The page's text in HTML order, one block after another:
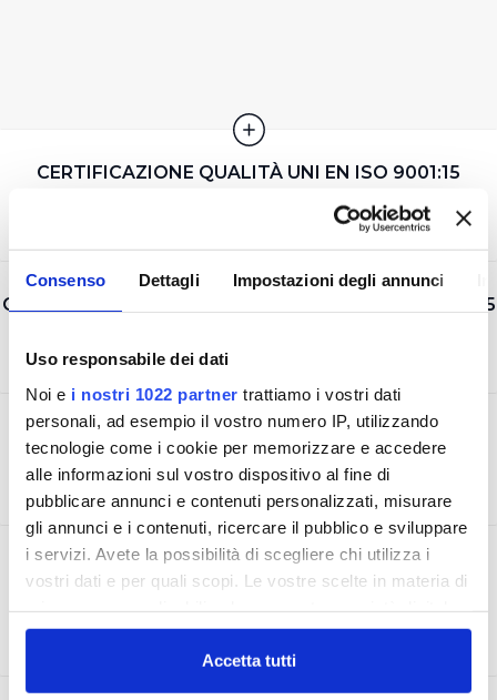
Consenso Dettagli Impostazioni degli annunci
Uso responsabile dei dati
Noi e i nostri 1022 partner trattiamo i vostri dati
personali, ad esempio il vostro numero IP, utilizzando
tecnologie come i cookie per memorizzare e accedere
alle informazioni sul vostro dispositivo al fine di
pubblicare annunci e contenuti personalizzati, misurare
gli annunci e i contenuti, ricercare il pubblico e sviluppare
i servizi. Avete la possibilità di scegliere chi utilizza i
vostri dati e per quali scopi. Le vostre scelte in materia di
in cui avete effettuato le vostre scelte. È possibile
modificare o revocare il proprio consenso in qualsiasi
momento dalla Dichiarazione sui cookie o facendo clic
Accetta tutti
CERTIFICAZIONE QUALITÀ UNI EN ISO 9001:15
CERTIFICAZIONE AMBIENTALE UNI EN ISO 14001:2015
CERTIFICAZIONE SICUREZZA UNI ISO 45001:2018
ACCREDITAMENTO LABORATORIO UNI CEI EN
ISO/IEC 17025